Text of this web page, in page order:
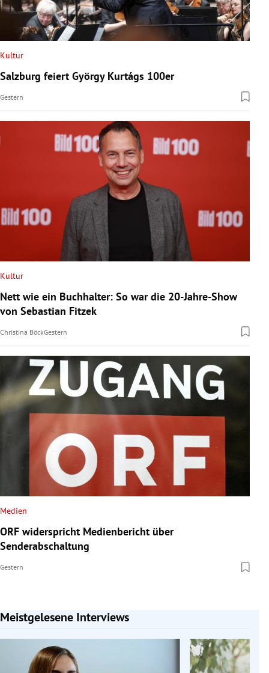
Kultur
Salzburg feiert György Kurtágs 100er
Gestern
Kultur
Nett wie ein Buchhalter: So war die 20-Jahre-Show
von Sebastian Fitzek
Christina BöckGestern
Medien
ORF widerspricht Medienbericht über
Senderabschaltung
Gestern
Meistgelesene Interviews
Slide 1 von 7